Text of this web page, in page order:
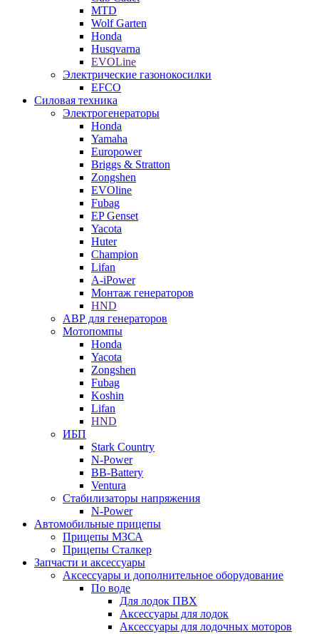
MTD
Wolf Garten
Honda
Husqvarna
EVOLine
Электрические газонокосилки
EFCO
Силовая техника
Электрогенераторы
Honda
Yamaha
Europower
Briggs & Stratton
Zongshen
EVOline
Fubag
EP Genset
Yacota
Huter
Champion
Lifan
A-iPower
Монтаж генераторов
HND
АВР для генераторов
Мотопомпы
Honda
Yacota
Zongshen
Fubag
Koshin
Lifan
HND
ИБП
Stark Country
N-Power
BB-Battery
Ventura
Стабилизаторы напряжения
N-Power
Автомобильные прицепы
Прицепы МЗСА
Прицепы Сталкер
Запчасти и аксессуары
Аксессуары и дополнительное оборудование
По воде
Для лодок ПВХ
Аксессуары для лодок
Аксессуары для лодочных моторов